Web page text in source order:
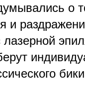
о
и
лазерной